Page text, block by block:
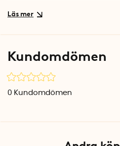
Passar för bestick, redskap och
andra småsaker, medan de
och ligger kvar där du lägger det.
Snygg gråskala som passar
Kundomdömen
0 Kundomdömen